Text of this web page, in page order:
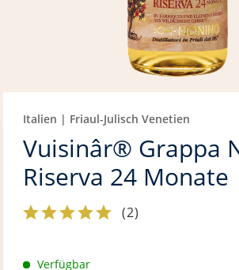
Italien | Friaul-Julisch Venetien
Vuisinâr® Grappa
Riserva 24 Monate
(2)
Verfügbar